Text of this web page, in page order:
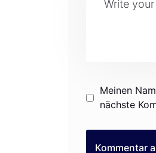
Meinen
nächste